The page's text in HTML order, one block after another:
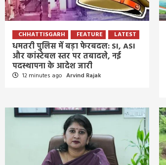
CHHATTISGARH FEATURE LATEST
धमतरी पुलिस में बड़ा फेरबदल: SI, ASI
और कांस्टेबल स्तर पर तबादले, नई
पदस्थापना के आदेश जारी
12 minutes ago Arvind Rajak